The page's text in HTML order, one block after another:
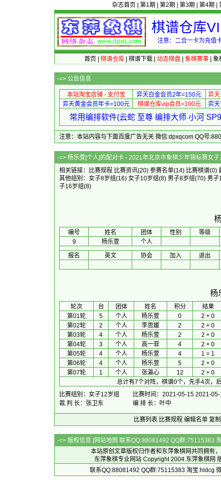
杂志首页 第1期 第2期 第3期 第4期
棋谱仓库
注意：二合一卡为充值
首页 棋谱仓库| 棋谱下载| 动态棋盘| 象棋赛事| 象
-=> 公告信息
本站淘宝店铺 - 支付宝 弈天白金会员2年=150元
弈
弈天黄金会员年卡=100元
棋谱仓库vip会员=100元 弈
常用编排软件(云蛇 至尊 编排大师 小河
注意：本站内容与下面百度广告无关 微信:dpxqcom QQ号
-=> 杨乐萱[个人]的配对卡 - 2021年北
相关链接：
比赛规程 比赛资讯(20) 参赛名单(14) 比赛棋谱(0)
其他组别： 女子8岁组(16) 女子10岁组(8) 男子8岁组(70) 男子
子16岁组(8)
编号 姓名 团体 性别
等级
9
杨乐萱
个人
报名
英文 协会 加入 退出
杨
轮次 台 团体 姓名 积分
结果
第01轮
5 个人 杨乐萱 0
2 + 0
第02轮
2 个人 李思媛 2
2 + 0
第03轮
4 个人 杨乐萱 2
2 + 0
第04轮
3 个人 高一菲 4
2 + 0
第05轮
4 个人 杨乐萱 4
1 = 1
第06轮
4 个人 杨乐萱 5
2 + 0
第07轮
1 个人 张瀛心 12
2 + 0
总计有7个对阵，棋谱0个，先手4次，
比赛组别：女子12岁组
比赛时间：2021-05-15 2021-
裁 判 长：张卫东
编 排 长：叶中
比赛列表 比赛规程 编辑名单 复
-=> 版权信息 [网站地图 联系QQ:88081492 QQ群:75115383
本站原创文章版权归作者和 东萍象棋网共同拥有
东萍象棋专业网站 Copyright 2004 东萍象棋网
联系QQ:88081492 QQ群:75115383 淘宝:hldcg